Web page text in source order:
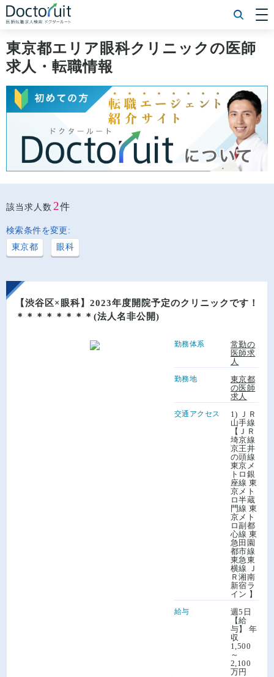
[常勤] 科目から探す
[常勤] 特徴から探す
[非常勤] エリアから探す
[非常勤] 科目から探す
Doctoruit医師転職特集
Doctoruitについて
運営者情報
プライバシーポリシー
東京都エリア眼科クリニックの医師
求人・転職情報
該当求人数 2件
検索条件を変更:
東京都
眼科
【渋谷区×眼科】2023年度開院予定のクリニックです！
＊＊＊＊＊＊＊＊(法人名非公開)
勤務体系
常勤の
医師求
人
勤務地
東京都
の医師
求人
交通アクセス
1) ＪＲ
山手線
【ＪＲ
埼京線
京王井
の頭線
東京メ
トロ銀
座線 東
京メト
ロ半蔵
門線 東
京メト
ロ副都
心線 東
急田園
都市線
東急東
横線 Ｊ
Ｒ湘南
新宿ラ
イン 】
給与
週5日
【給
与】 年
収
1,500
～
2,100
万円